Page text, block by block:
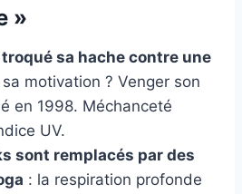
»
sa hache contre une
sa motivation ? Venger son
en 1998. Méchanceté
UV.
sont remplacés par des
: la respiration profonde